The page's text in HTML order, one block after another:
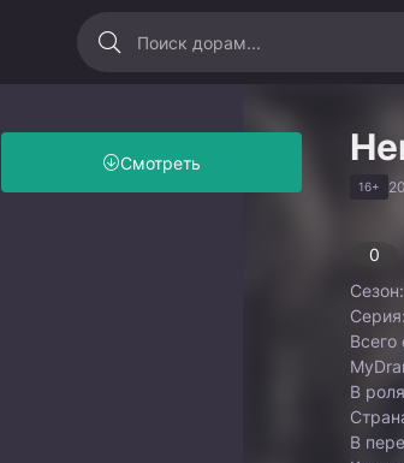
16+
Смотреть
0
Сезон:
Серия:
Всего
В
В